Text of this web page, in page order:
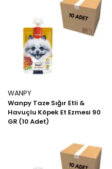
WANPY
Wanpy Taze Sığır Etli &
Havuçlu Köpek Et Ezmesi 90
GR (10 Adet)